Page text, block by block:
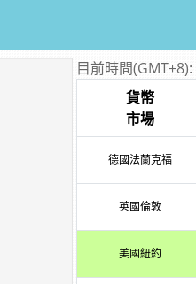
目前時間(GMT+8):
貨幣
市場
德國法蘭克福
英國倫敦
美國紐約